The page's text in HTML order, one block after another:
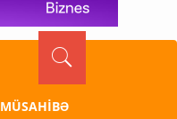
MÜSAHİBƏ